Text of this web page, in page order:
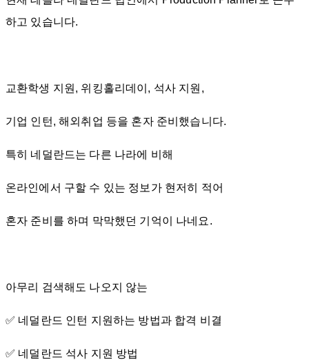
하고 있습니다.
교환학생 지원, 위킹홀리데이, 석사 지원,
기업 인턴, 해외취업 등을 혼자 준비했습니다.
특히 네덜란드는 다른 나라에 비해
온라인에서 구할 수 있는 정보가 현저히 적어
혼자 준비를 하며 막막했던 기억이 나네요.
아무리 검색해도 나오지 않는
✅ 네덜란드 인턴 지원하는 방법과 합격 비결
✅ 네덜란드 석사 지원 방법